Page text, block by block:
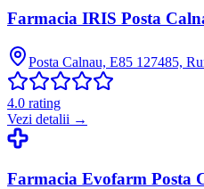
Farmacia IRIS Posta
Posta Calnau, E85 127485,
4.0 rating
Vezi detalii →
Farmacia Evofarm Posta